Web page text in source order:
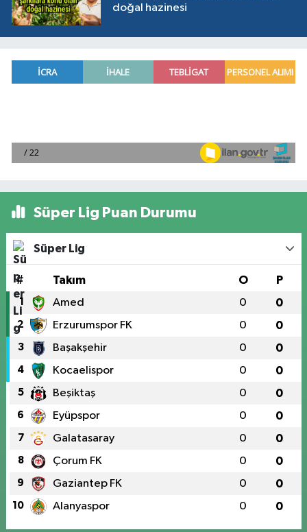
doğal hazinesi
Süper Lig Puan Durumu
Süper Lig
# Takım O P
1 Amed 0 0
2 Erzurumspor FK 0 0
3 Başakşehir 0 0
4 Kocaelispor 0 0
5 Beşiktaş 0 0
6 Eyüpspor 0 0
7 Galatasaray 0 0
8 Çorum FK 0 0
9 Gaziantep FK 0 0
10 Alanyaspor 0 0